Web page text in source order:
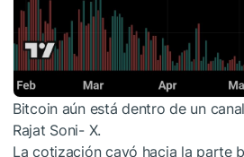
Bitcoin aún está dentro de un
Rajat Soni- X.
La cotización cayó hacia la parte